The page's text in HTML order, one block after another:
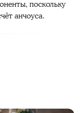
поскольку
анчоуса.